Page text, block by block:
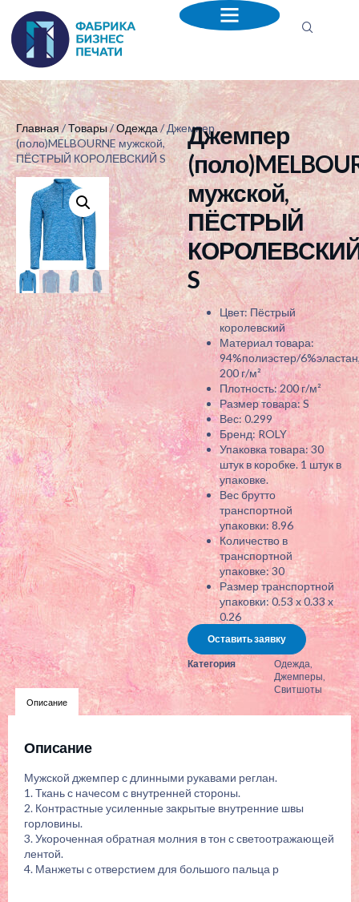
Главная/Товары/Одежда / Джемпер
(поло)MELBOURNE мужской,
ПЁСТРЫЙ КОРОЛЕВСКИЙ S
Джемпер
мужской,
ПЁСТРЫЙ
S
Цвет: Пёстрый
королевский
Материал товара:
94%полиэстер/
200 г/м²
Плотность: 200 г/м²
Размер товара: S
Вес: 0.299
Бренд: ROLY
Упаковка товара: 30
штук в коробке. 1 штук в
упаковке.
Вес брутто
транспортной
упаковки: 8.96
Количество в
транспортной
упаковке: 30
Размер транспортной
упаковки: 0.53 x 0.33 x
0.26
Оставить заявку
Категория Одежда
Джемперы,
Свитшоты
Описание
Описание
Мужской джемпер с длинными рукавами реглан.
1. Ткань с начесом с внутренней стороны.
2. Контрастные усиленные закрытые внутренние швы
горловины.
3. Укороченная обратная молния в тон с светоотражающей
лентой.
4. Манжеты с отверстием для большого пальца р